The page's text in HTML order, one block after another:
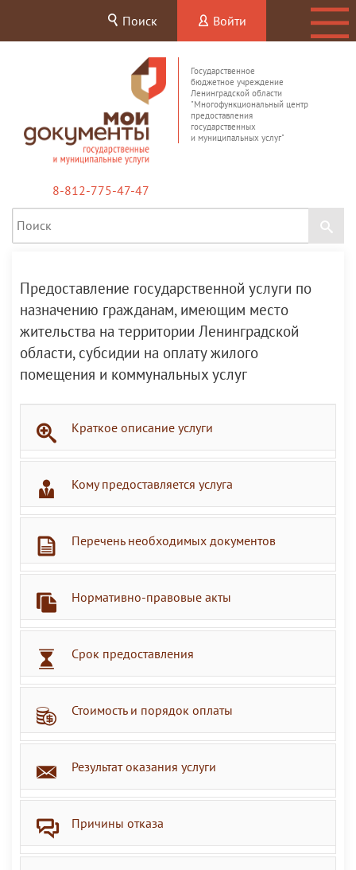
Поиск Войти
Государственное
бюджетное учреждение
Ленинградской области
"Многофункциональный центр
предоставления
государственных
и муниципальных услуг"
8-812-775-47-47
Предоставление государственной услуги по
назначению гражданам, имеющим место
жительства на территории Ленинградской
области, субсидии на оплату жилого
помещения и коммунальных услуг
Краткое описание услуги
Кому предоставляется услуга
Перечень необходимых документов
Нормативно-правовые акты
Срок предоставления
Стоимость и порядок оплаты
Результат оказания услуги
Причины отказа